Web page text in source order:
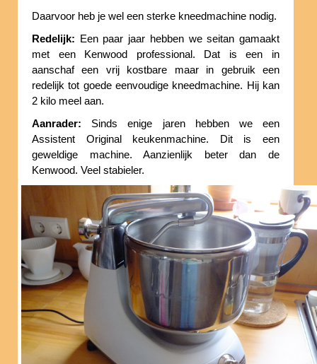
Daarvoor heb je wel een sterke kneedmachine nodig.
Redelijk: Een paar jaar hebben we seitan gamaakt
met een Kenwood professional. Dat is een in
aanschaf een vrij kostbare maar in gebruik een
redelijk tot goede eenvoudige kneedmachine. Hij kan
2 kilo meel aan.
Aanrader: Sinds enige jaren hebben we een
Assistent Original keukenmachine. Dit is een
geweldige machine. Aanzienlijk beter dan de
Kenwood. Veel stabieler.